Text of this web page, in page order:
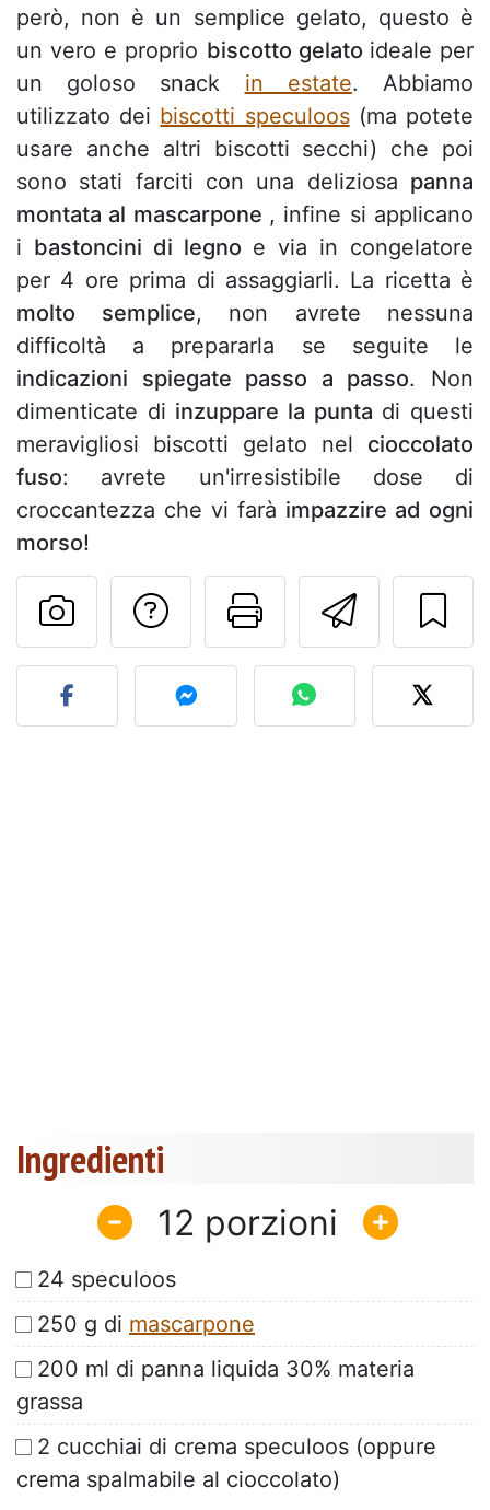
però, non è un semplice gelato, questo è
un vero e proprio biscotto gelato ideale per
un goloso snack in estate. Abbiamo
utilizzato dei biscotti speculoos(ma potete
usare anche altri biscotti secchi) che poi
sono stati farciti con una deliziosa panna
montata al mascarpone , infine si applicano
i bastoncini di legno e via in congelatore
per 4 ore prima di assaggiarli. La ricetta è
molto semplice, non avrete nessuna
difficoltà a prepararla se seguite le
indicazioni spiegate passo a passo. Non
dimenticate di inzuppare la punta di questi
meravigliosi biscotti gelato nel cioccolato
fuso: avrete un'irresistibile dose di
croccantezza che vi farà impazzire ad ogni
morso!
Invia
Stampa la
Contatta l'autore
Pubblica la foto di
Ingredienti
12
24 speculoos
250 g di mascarpone
200 ml di panna liquida 30% materia
grassa
2 cucchiai di crema speculoos (oppure
crema spalmabile al cioccolato)